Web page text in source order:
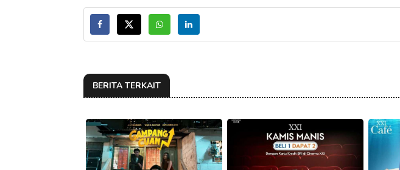
BERITA TERKAIT